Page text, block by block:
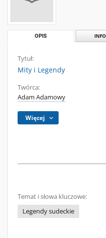
OPIS
Tytuł:
Mity i Legendy
Twórca:
Adam Adamowy
Więcej
Temat i słowa kluczowe:
Legendy sudeckie